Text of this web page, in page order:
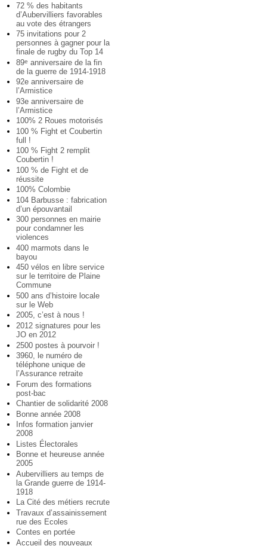
72 % des habitants
d’Aubervilliers favorables
au vote des étrangers
75 invitations pour 2
personnes à gagner pour la
finale de rugby du Top 14
89e anniversaire de la fin
de la guerre de 1914-1918
92e anniversaire de
l’Armistice
93e anniversaire de
l’Armistice
100% 2 Roues motorisés
100 % Fight et Coubertin
full !
100 % Fight 2 remplit
Coubertin !
100 % de Fight et de
réussite
100% Colombie
104 Barbusse : fabrication
d’un épouvantail
300 personnes en mairie
pour condamner les
violences
400 marmots dans le
bayou
450 vélos en libre service
sur le territoire de Plaine
Commune
500 ans d’histoire locale
sur le Web
2005, c’est à nous !
2012 signatures pour les
JO en 2012
2500 postes à pourvoir !
3960, le numéro de
téléphone unique de
l’Assurance retraite
Forum des formations
post-bac
Chantier de solidarité 2008
Bonne année 2008
Infos formation janvier
2008
Listes Électorales
Bonne et heureuse année
2005
Aubervilliers au temps de
la Grande guerre de 1914-
1918
La Cité des métiers recrute
Travaux d’assainissement
rue des Ecoles
Contes en portée
Accueil des nouveaux